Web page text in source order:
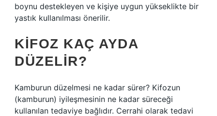
boynu destekleyen ve kişiye uygun yükseklikte bir
yastık kullanılması önerilir.
KIFOZ KAÇ AYDA
DÜZELIR?
Kamburun düzelmesi ne kadar sürer? Kifozun
(kamburun) iyileşmesinin ne kadar süreceği
kullanılan tedaviye bağlıdır. Cerrahi olarak tedavi